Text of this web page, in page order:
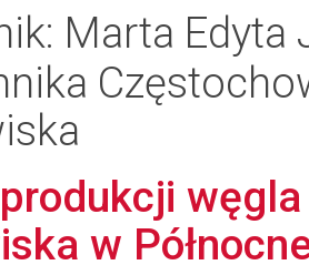
Marta Edyta
produkcji
w